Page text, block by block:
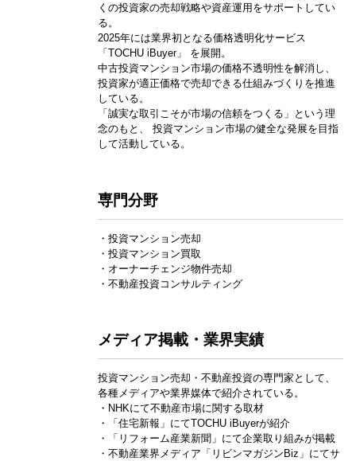
くの投資家の売却戦略や資産運用をサポートしてい
る。
2025年には業界初となる価格透明化サービス
「TOCHU iBuyer」 を展開。
中古投資マンション市場の価格不透明性を解消し、
投資家が適正価格で売却できる仕組みづくりを推進
している。
「誠実な取引こそが市場の信頼をつくる」という理
念のもと、 投資マンション市場の健全な発展を目指
して活動している。
専門分野
・投資マンション売却
・投資マンション買取
・オーナーチェンジ物件売却
・不動産投資コンサルティング
メディア掲載・業界実績
投資マンション売却・不動産投資の専門家として、
各種メディアや業界媒体で紹介されている。
・NHKにて不動産市場に関する取材
・「住宅新報」にてTOCHU iBuyerが紹介
・「リフォーム産業新聞」にて企業取り組みが掲載
・不動産業界メディア「リビンマガジンBiz」にてサ